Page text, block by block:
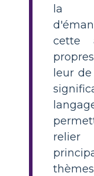
la
cette
leur
relier